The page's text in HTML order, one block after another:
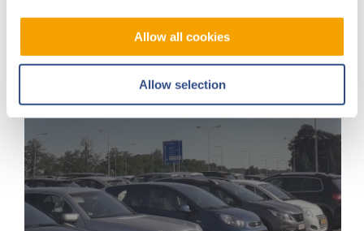
Allow all cookies
Allow selection